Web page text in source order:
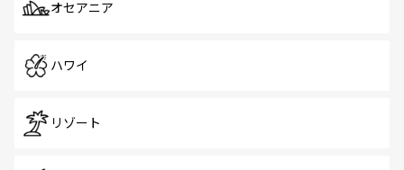
オセアニア
ハワイ
リゾート